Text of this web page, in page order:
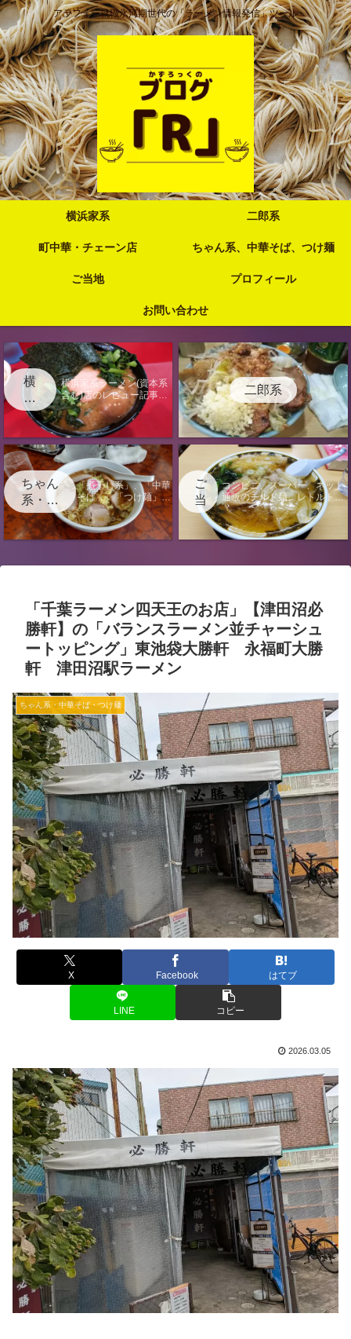
アラフォー就職氷河期世代の「ラーメン情報発信」ツール
横浜家系 二郎系
町中華・チェーン店 ちゃん系、中華そば、つけ麺
ご当地 プロフィール
お問い合わせ
横
浜
家
横浜家系ラーメン(資本系
含む)店のレビュー記事に
なります。
二郎系
ちゃん
系・中
華そ
ば・つ
「煮干し系」、「中華
そば」、「つけ麺」、
「汁なし」の店のレビ
ュー記事になります。
ご
当
地
コンビニ、スーパー、ネット
通販のチルド麺、レトルト、
袋麺のレビュー記事またはラ
ーメンに関する電子書籍出版
情報のページになります。
「千葉ラーメン四天王のお店」【津田沼必
勝軒】の「バランスラーメン並チャーシュ
ートッピング」東池袋大勝軒 永福町大勝
軒 津田沼駅ラーメン
ちゃん系・中華そば・つけ麺
X Facebook はてブ
LINE コピー
2026.03.05